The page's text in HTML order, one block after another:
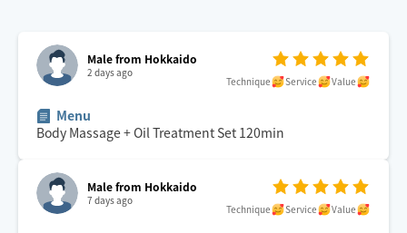
Male from Hokkaido
2 days ago
Technique Service Value
Menu
Body Massage + Oil Treatment Set 120min
Male from Hokkaido
7 days ago
Technique Service Value